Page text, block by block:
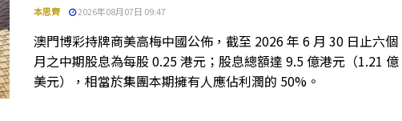
本思齊 2026年08月07日 09:47
澳門博彩持牌商美高梅中國公佈，截至 2026 年 6 月 30 日止六個
月之中期股息為每股 0.25 港元；股息總額達 9.5 億港元（1.21 億
美元），相當於集團本期擁有人應佔利潤的 50%。